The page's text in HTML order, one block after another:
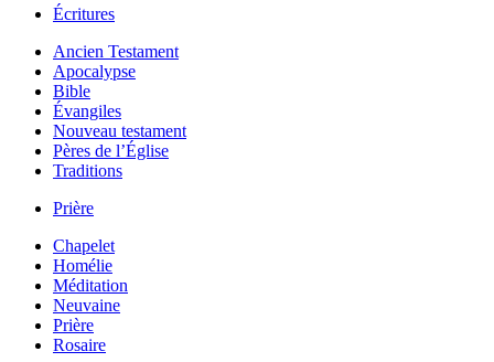
Écritures
Ancien Testament
Apocalypse
Bible
Évangiles
Nouveau testament
Pères de l’Église
Traditions
Prière
Chapelet
Homélie
Méditation
Neuvaine
Prière
Rosaire